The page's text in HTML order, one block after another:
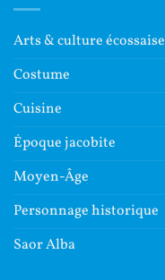
Arts & culture écossaise
Costume
Cuisine
Époque jacobite
Moyen-Âge
Personnage historique
Saor Alba